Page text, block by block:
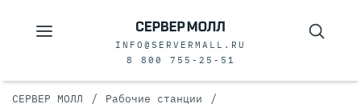
INFO@SERVERMALL.RU
8 800 755-25-51
СЕРВЕР МОЛЛ / Рабочие станции /